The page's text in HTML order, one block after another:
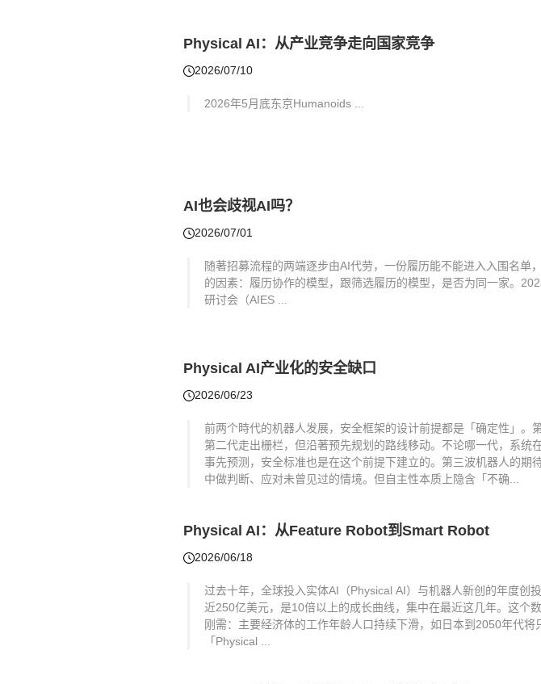
Physical AI：从产业竞争走向国家竞争
2026/07/10
2026年5月底东京Humanoids ...
AI也会歧视AI吗？
2026/07/01
随著招募流程的两端逐步由AI代劳，一份履历能不能进入入围名单
的因素：履历协作的模型，跟筛选履历的模型，是否为同一家。
研讨会（AIES ...
Physical AI产业化的安全缺口
2026/06/23
前两个時代的机器人发展，安全框架的设计前提都是「确定性」。
第二代走出栅栏，但沿著预先规划的路线移动。不论哪一代，系统
事先预测，安全标准也是在这个前提下建立的。第三波机器人的期
中做判断、应对未曾见过的情境。但自主性本质上隐含「不确...
Physical AI：从Feature Robot到Smart Robot
2026/06/18
过去十年，全球投入实体AI（Physical AI）与机器人新创的年度创
近250亿美元，是10倍以上的成长曲线，集中在最近这几年。这个
刚需：主要经济体的工作年龄人口持续下滑，如日本到2050年代将
「Physical ...